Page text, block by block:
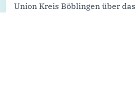
Union Kreis Böblingen über